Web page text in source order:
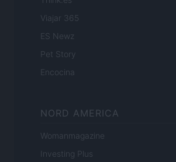
Viajar 365
ES Newz
Pet Story
Encocina
NORD AMERICA
Womanmagazine
Investing Plus